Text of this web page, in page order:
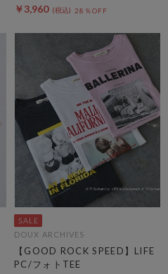
￥3,960 28％OFF
DOUX ARCHIVES
【GOOD ROCK SPEED】LIFE
PC/フォトTEE